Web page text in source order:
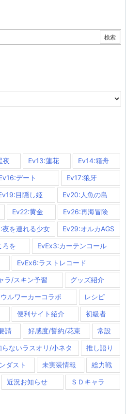
夜 Ev13:蓮花 Ev14:箱舟
デート Ev17:狼牙
目隠し姫 Ev20:人魚の島
Ev22:黄金 Ev26:再海冒険
夜を連れる少女 Ev29:オルカAGS
ろを EvEx3:カーテンコール
EvEx6:ラストレコード
ラ/スキン予習 グッズ紹介
ルワーカーコラボ レシピ
便利サイト紹介 初級者
請 好感度/誓約/花束 常設
ないラスオリ/小ネタ 推し語り
ダスト 未実装情報 総力戦
近況お知らせ ＳＤキャラ